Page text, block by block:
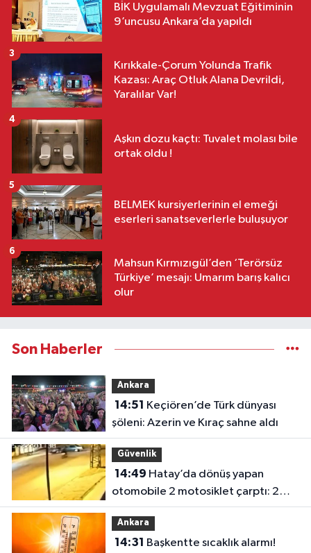
BİK Uygulamalı Mevzuat Eğitiminin
9’uncusu Ankara’da yapıldı
Kırıkkale-Çorum Yolunda Trafik
Kazası: Araç Otluk Alana Devrildi,
Yaralılar Var!
3
Aşkın dozu kaçtı: Tuvalet molası bile
ortak oldu !
4
BELMEK kursiyerlerinin el emeği
eserleri sanatseverlerle buluşuyor
5
Mahsun Kırmızıgül’den ‘Terörsüz
Türkiye’ mesajı: Umarım barış kalıcı
olur
6
Son Haberler
Ankara
14:51
şöleni: Azerin ve Kıraç sahne aldı
Güvenlik
14:49
otomobile 2 motosiklet çarptı: 2
yaralı
Ankara
14:31